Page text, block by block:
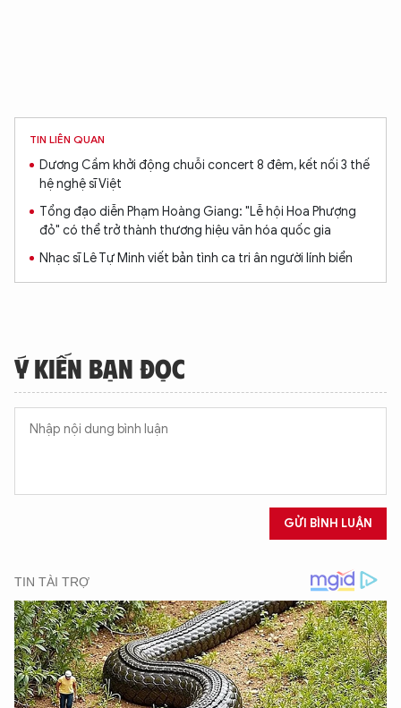
TIN LIÊN QUAN
Dương Cầm khởi động chuỗi concert 8 đêm, kết nối 3 thế
hệ nghệ sĩ Việt
Tổng đạo diễn Phạm Hoàng Giang: "Lễ hội Hoa Phượng
đỏ" có thể trở thành thương hiệu văn hóa quốc gia
Nhạc sĩ Lê Tự Minh viết bản tình ca tri ân người lính biển
Ý KIẾN BẠN ĐỌC
GỬI BÌNH LUẬN